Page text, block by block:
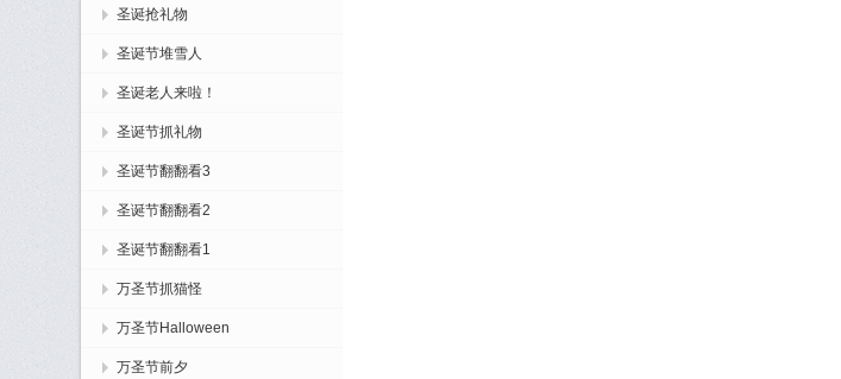
圣诞抢礼物
圣诞节堆雪人
圣诞老人来啦！
圣诞节抓礼物
圣诞节翻翻看3
圣诞节翻翻看2
圣诞节翻翻看1
万圣节抓猫怪
万圣节Halloween
万圣节前夕